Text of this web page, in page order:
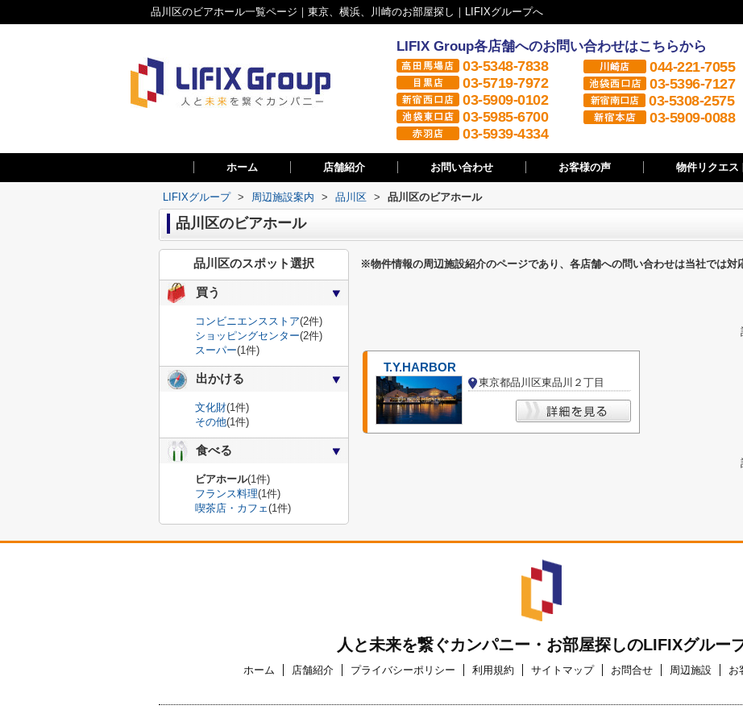
品川区のビアホール一覧ページ｜東京、横浜、川崎のお部屋探し｜LIFIXグループへ
LIFIX Group各店舗へのお問い合わせはこちらから
03-5348-7838
03-5719-7972
03-5909-0102
03-5985-6700
03-5939-4334
044-221-7055
03-5396-7127
03-5308-2575
03-5909-0088
ホーム 店舗紹介 お問い合わせ お客様の声 物件リクエス
LIFIXグループ > 周辺施設案内 > 品川区 > 品川区のビアホール
品川区のビアホール
※物件情報の周辺施設紹介のページであり、各店舗への問い合わせは当社では対
T.Y.HARBOR
東京都品川区東品川２丁目
品川区のスポット選択
買う
コンビニエンスストア(2件)
ショッピングセンター(2件)
スーパー(1件)
出かける
文化財(1件)
その他(1件)
食べる
ビアホール(1件)
フランス料理(1件)
喫茶店・カフェ(1件)
人と未来を繋ぐカンパニー・お部屋探しのLIFIXグルー
ホーム 店舗紹介 プライバシーポリシー 利用規約 サイトマップ お問合せ 周辺施設 お